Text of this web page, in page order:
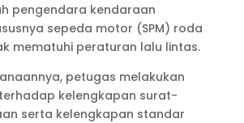
pengendara kendaraan
sepeda motor (SPM) roda
mematuhi peraturan lalu lintas.
petugas melakukan
kelengkapan surat-
serta kelengkapan standar